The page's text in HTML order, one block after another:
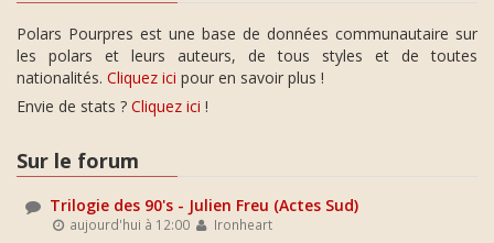
Polars Pourpres est une base de données communautaire sur
les polars et leurs auteurs, de tous styles et de toutes
nationalités. Cliquez ici pour en savoir plus !
Envie de stats ? Cliquez ici !
Sur le forum
Trilogie des 90's - Julien Freu (Actes Sud)
aujourd'hui à 12:00 Ironheart